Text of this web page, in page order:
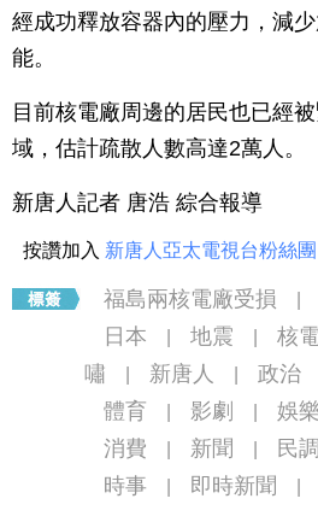
經成功釋放容器內的壓力，減
能。
目前核電廠周邊的居民也已經
域，估計疏散人數高達2萬人。
新唐人記者 唐浩 綜合報導
按讚加入 新唐人亞太電視台粉絲團
福島兩核電廠受損
日本 地震 核
嘯
新唐人 政治
體育 影劇 娛樂
消費 新聞 民調
時事 即時新聞